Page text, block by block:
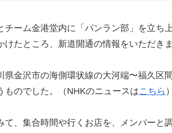
チーム金港堂内に「パンラン部」を立ち
けたところ、新道開通の情報をいただきま
県金沢市の海側環状線の大河端〜福久区
ものでした。（NHKのニュースはこちら ）
て、集合時間や行くお店を、メンバーと